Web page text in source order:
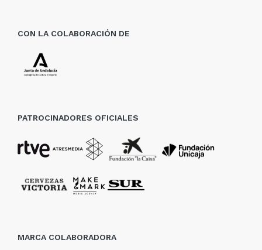
CON LA COLABORACIÓN DE
PATROCINADORES OFICIALES
MARCA COLABORADORA